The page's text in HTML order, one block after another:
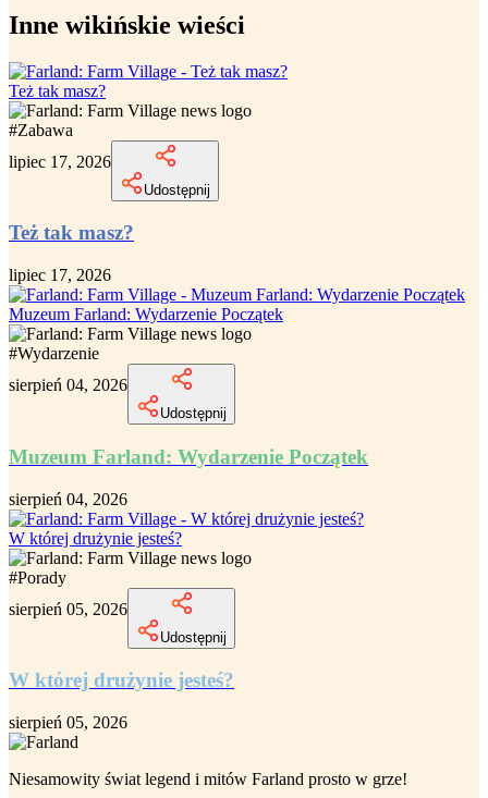
Inne wikińskie wieści
Też tak masz?
#Zabawa
lipiec 17, 2026
Udostępnij
Też tak masz?
lipiec 17, 2026
Muzeum Farland: Wydarzenie Początek
#Wydarzenie
sierpień 04, 2026
Udostępnij
Muzeum Farland: Wydarzenie Początek
sierpień 04, 2026
W której drużynie jesteś?
#Porady
sierpień 05, 2026
Udostępnij
W której drużynie jesteś?
sierpień 05, 2026
Niesamowity świat legend i mitów Farland prosto w grze!